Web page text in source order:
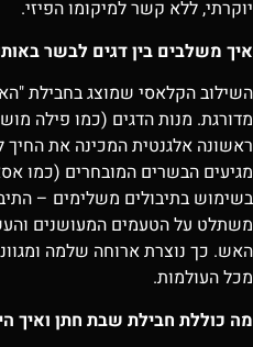
יוקרתי, ללא קשר למיקומו הפיזי.
איך משלבים בין דגים לבשר
השילוב הקלאסי שמוצג בחבילת
מדורגת. מנות הדגים (כמו פילה
ראשונה אלגנטית המכינה את
מגיעים הבשרים המובחרים (כמו
בשימוש בתיבולים משלימים –
משתלט על הטעמים המעושנים
האש. כך נוצרת ארוחה שלמה
מכל העולמות.
מה כוללת חבילת שבת חתן ואיך